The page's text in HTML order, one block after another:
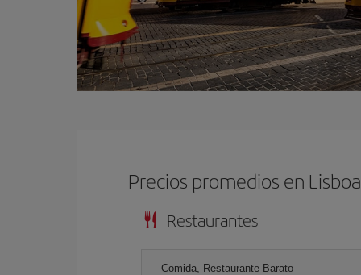
Precios promedios en Lisboa
Restaurantes
Comida, Restaurante Barato